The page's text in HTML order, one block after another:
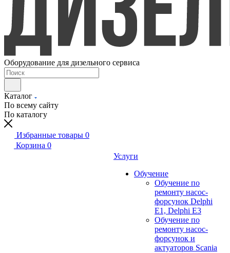
Оборудование для дизельного сервиса
Каталог
По всему сайту
По каталогу
Избранные товары 0
Корзина 0
Услуги
Обучение
Обучение по
ремонту насос-
форсунок Delphi
E1, Delphi E3
Обучение по
ремонту насос-
форсунок и
актуаторов Scania